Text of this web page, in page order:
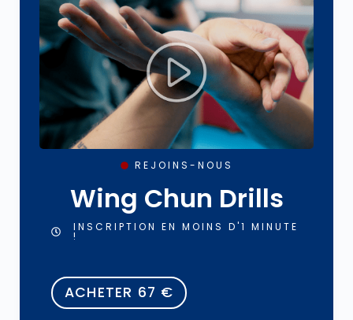
REJOINS-NOUS
Wing Chun Drills
INSCRIPTION EN MOINS D'1 MINUTE
!
ACHETER 67 €